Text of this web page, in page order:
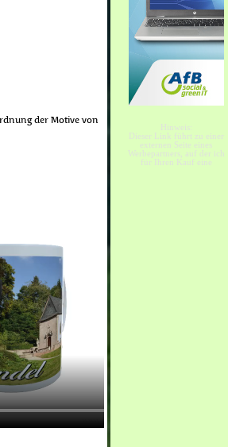
Hinweis:
Dieser Link führt zu einer
externen Seite eines
Werbepartners, auf der ich
für Ihren Kauf eine
der Motive von